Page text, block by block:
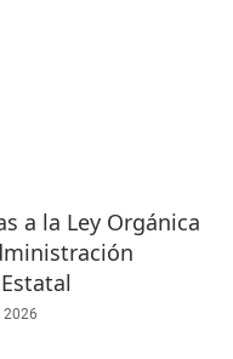
a la Ley Orgánica
2026